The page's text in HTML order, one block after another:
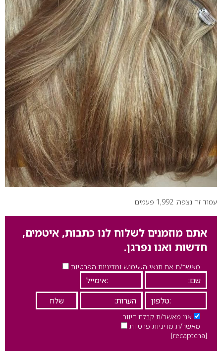
עמוד זה נצפה: 1,992 פעמים
אתם מוזמנים לשלוח לנו כתבות, איטמים,
חדשות ואנו נפרגן.
מאשר/ת את תנאי השימוש ומדיניות הפרטיות
אני מאשר/ת קבלת דיוור
מאשר/ת מדיניות פרטיות
[recaptcha]